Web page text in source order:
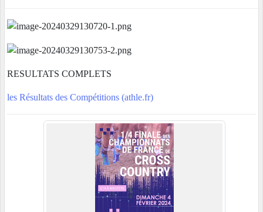
RESULTATS COMPLETS
les Résultats des Compétitions (athle.fr)